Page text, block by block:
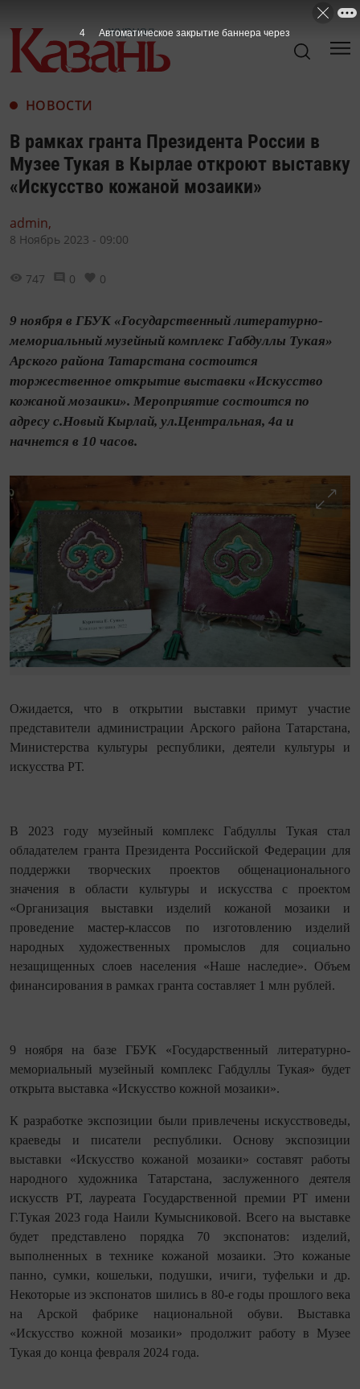
НОВОСТИ
В рамках гранта Президента России в
Музее Тукая в Кырлае откроют выставку
«Искусство кожаной мозаики»
admin,
8 Ноябрь 2023 - 09:00
747 0 0
9 ноября в ГБУК «Государственный литературно-
мемориальный музейный комплекс Габдуллы Тукая»
Арского района Татарстана состоится
торжественное открытие выставки «Искусство
кожаной мозаики». Мероприятие состоится по
адресу с.Новый Кырлай, ул.Центральная, 4а и
начнется в 10 часов.
Ожидается, что в открытии выставки примут участие
представители администрации Арского района Татарстана,
Министерства культуры республики, деятели культуры и
искусства РТ.
В 2023 году музейный комплекс Габдуллы Тукая стал
обладателем гранта Президента Российской Федерации для
поддержки творческих проектов общенационального
значения в области культуры и искусства с проектом
«Организация выставки изделий кожаной мозаики и
проведение мастер-классов по изготовлению изделий
народных художественных промыслов для социально
незащищенных слоев населения «Наше наследие». Объем
финансирования в рамках гранта составляет 1 млн рублей.
9 ноября на базе ГБУК «Государственный литературно-
мемориальный музейный комплекс Габдуллы Тукая» будет
открыта выставка «Искусство кожной мозаики».
К разработке экспозиции были привлечены искусствоведы,
краеведы и писатели республики. Основу экспозиции
выставки «Искусство кожаной мозаики» составят работы
народного художника Татарстана, заслуженного деятеля
искусств РТ, лауреата Государственной премии РТ имени
Г.Тукая 2023 года Наили Кумысниковой. Всего на выставке
будет представлено порядка 70 экспонатов: изделий,
выполненных в технике кожаной мозаики. Это кожаные
панно, сумки, кошельки, подушки, ичиги, туфельки и др.
Некоторые из экспонатов шились в 80-е годы прошлого века
на Арской фабрике национальной обуви. Выставка
«Искусство кожной мозаики» продолжит работу в Музее
Тукая до конца февраля 2024 года.
3 Автоматическое закрытие баннера через